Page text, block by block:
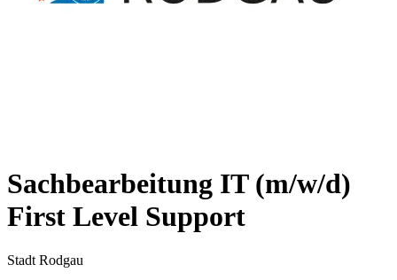
Sachbearbeitung IT (m/w/d)
First Level Support
Stadt Rodgau